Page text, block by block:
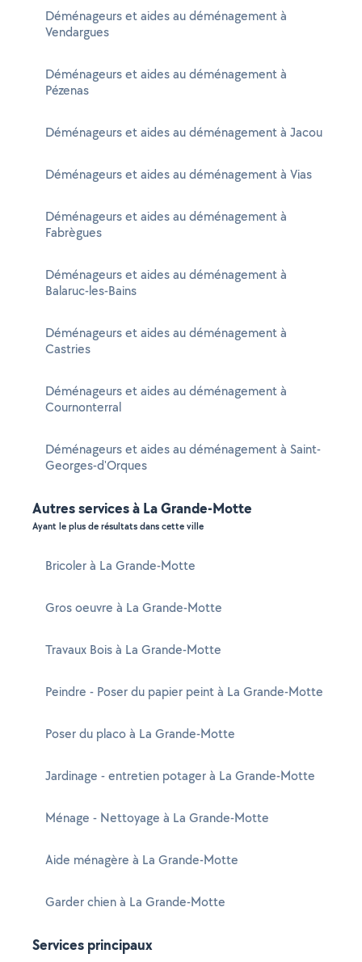
Déménageurs et aides au déménagement à
Vendargues
Déménageurs et aides au déménagement à
Pézenas
Déménageurs et aides au déménagement à Jacou
Déménageurs et aides au déménagement à Vias
Déménageurs et aides au déménagement à
Fabrègues
Déménageurs et aides au déménagement à
Balaruc-les-Bains
Déménageurs et aides au déménagement à
Castries
Déménageurs et aides au déménagement à
Cournonterral
Déménageurs et aides au déménagement à Saint-
Georges-d'Orques
Autres services à La Grande-Motte
Ayant le plus de résultats dans cette ville
Bricoler à La Grande-Motte
Gros oeuvre à La Grande-Motte
Travaux Bois à La Grande-Motte
Peindre - Poser du papier peint à La Grande-Motte
Poser du placo à La Grande-Motte
Jardinage - entretien potager à La Grande-Motte
Ménage - Nettoyage à La Grande-Motte
Aide ménagère à La Grande-Motte
Garder chien à La Grande-Motte
Services principaux